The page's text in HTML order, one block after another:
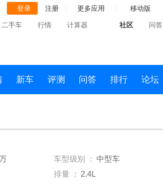
登录 注册 更多应用 移动版
二手车 行情 计算器 社区 问答
新车 评测 问答 排行 论坛
车型级别 ：
中型车
排量 ： 2.4L